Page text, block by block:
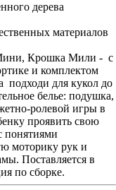
дерева
материалов
Крошка Мили - с
и комплектом
подходи для кукол до
белье: подушка,
ролевой игры в
проявить свою
понятиями
моторику рук и
Поставляется в
по сборке.